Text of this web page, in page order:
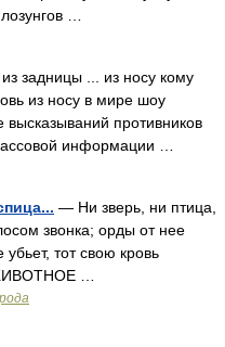
…
задницы ... из носу кому
из носу в мире шоу
противников
информации …
— Ни зверь, ни птица,
звонка; орды от нее
убьет, тот свою кровь
…